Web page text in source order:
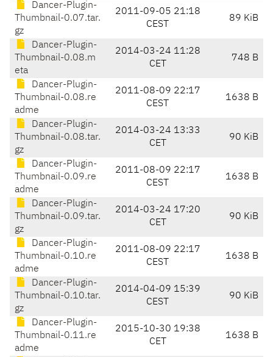
Dancer-Plugin-
Thumbnail-0.07.tar.
gz
2011-09-05 21:18
CEST
89 KiB
Dancer-Plugin-
Thumbnail-0.08.m
eta
2014-03-24 11:28
CET
748 B
Dancer-Plugin-
Thumbnail-0.08.re
adme
2011-08-09 22:17
CEST
1638 B
Dancer-Plugin-
Thumbnail-0.08.tar.
gz
2014-03-24 13:33
CET
90 KiB
Dancer-Plugin-
Thumbnail-0.09.re
adme
2011-08-09 22:17
CEST
1638 B
Dancer-Plugin-
Thumbnail-0.09.tar.
gz
2014-03-24 17:20
CET
90 KiB
Dancer-Plugin-
Thumbnail-0.10.re
adme
2011-08-09 22:17
CEST
1638 B
Dancer-Plugin-
Thumbnail-0.10.tar.
gz
2014-04-09 15:39
CEST
90 KiB
Dancer-Plugin-
Thumbnail-0.11.re
adme
2015-10-30 19:38
CET
1638 B